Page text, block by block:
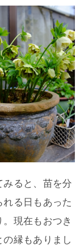
ると、苗を分
る日もあった
現在もおつき
縁もありまし